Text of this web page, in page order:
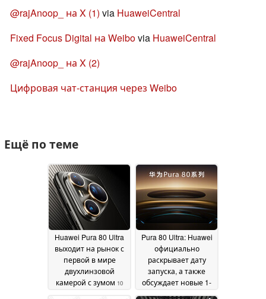
@rajAnoop_ на X (1) via HuaweiCentral
Fixed Focus Digital на Weibovia HuaweiCentral
@rajAnoop_ на X (2)
Цифровая чат-станция через Weibo
Ещё по теме
Huawei Pura 80 Ultra
выходит на рынок с
первой в мире
двухлинзовой
камерой с зумом 10
Pura 80 Ultra: Huawei
официально
раскрывает дату
запуска, а также
обсуждает новые 1-